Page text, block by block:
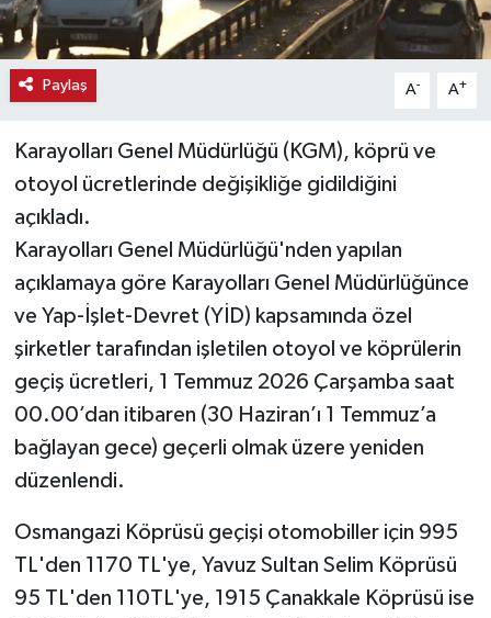
Paylaş A- A+
Karayolları Genel Müdürlüğü (KGM), köprü ve
otoyol ücretlerinde değişikliğe gidildiğini
açıkladı.
Karayolları Genel Müdürlüğü'nden yapılan
açıklamaya göre Karayolları Genel Müdürlüğünce
ve Yap-İşlet-Devret (YİD) kapsamında özel
şirketler tarafından işletilen otoyol ve köprülerin
geçiş ücretleri, 1 Temmuz 2026 Çarşamba saat
00.00’dan itibaren (30 Haziran’ı 1 Temmuz’a
bağlayan gece) geçerli olmak üzere yeniden
düzenlendi.
Osmangazi Köprüsü geçişi otomobiller için 995
TL'den 1170 TL'ye, Yavuz Sultan Selim Köprüsü
95 TL'den 110TL'ye, 1915 Çanakkale Köprüsü ise
Resmi İlanlar
Sağlık
Seri İlan
Siyaset
Spor
Teknoloji
Vefat Haberleri
Yaşam